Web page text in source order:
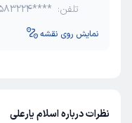
تلفن:
نمایش روی نقشه
نظرات درباره اسلام یارعلی